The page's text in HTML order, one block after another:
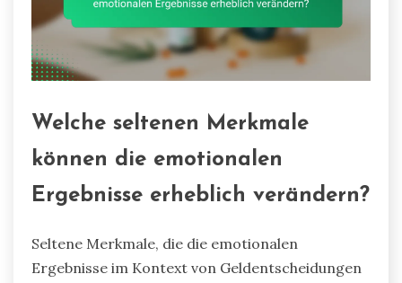
Welche seltenen Merkmale
können die emotionalen
Ergebnisse erheblich verändern?
Seltene Merkmale, die die emotionalen
Ergebnisse im Kontext von Geldentscheidungen